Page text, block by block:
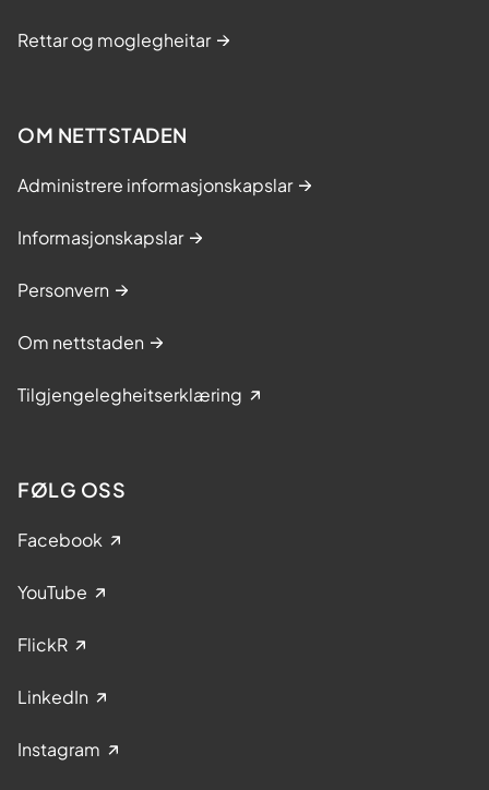
Rettar og moglegheitar
OM NETTSTADEN
Administrere informasjonskapslar
Informasjonskapslar
Personvern
Om nettstaden
Tilgjengelegheitserklæring
FØLG OSS
Facebook
YouTube
FlickR
LinkedIn
Instagram